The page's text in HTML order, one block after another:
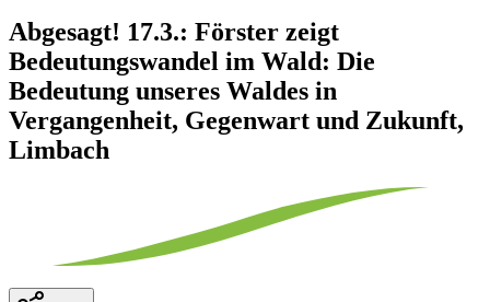
Abgesagt! 17.3.: Förster zeigt
Bedeutungswandel im Wald: Die
Bedeutung unseres Waldes in
Vergangenheit, Gegenwart und Zukunft,
Limbach